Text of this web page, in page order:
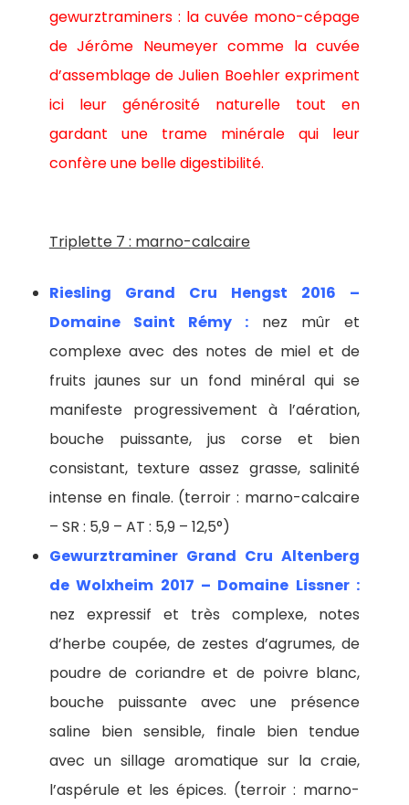
gewurztraminers : la cuvée mono-cépage
de Jérôme Neumeyer comme la cuvée
d’assemblage de Julien Boehler expriment
ici leur générosité naturelle tout en
gardant une trame minérale qui leur
confère une belle digestibilité.
Triplette 7 : marno-calcaire
Riesling Grand Cru Hengst 2016 –
Domaine Saint Rémy : nez mûr et
complexe avec des notes de miel et de
fruits jaunes sur un fond minéral qui se
manifeste progressivement à l’aération,
bouche puissante, jus corse et bien
consistant, texture assez grasse, salinité
intense en finale. (terroir : marno-calcaire
– SR : 5,9 – AT : 5,9 – 12,5°)
Gewurztraminer Grand Cru Altenberg
de Wolxheim 2017 – Domaine Lissner :
nez expressif et très complexe, notes
d’herbe coupée, de zestes d’agrumes, de
poudre de coriandre et de poivre blanc,
bouche puissante avec une présence
saline bien sensible, finale bien tendue
avec un sillage aromatique sur la craie,
l’aspérule et les épices. (terroir : marno-